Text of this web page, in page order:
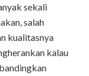
sekali
salah
kualitasnya
kalau